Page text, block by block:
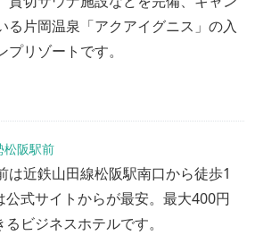
る片岡温泉「アクアイグニス」の入
リゾートです。
松阪駅前
は近鉄山田線松阪駅南口から徒歩1
式サイトからが最安。最大400円
ビジネスホテルです。